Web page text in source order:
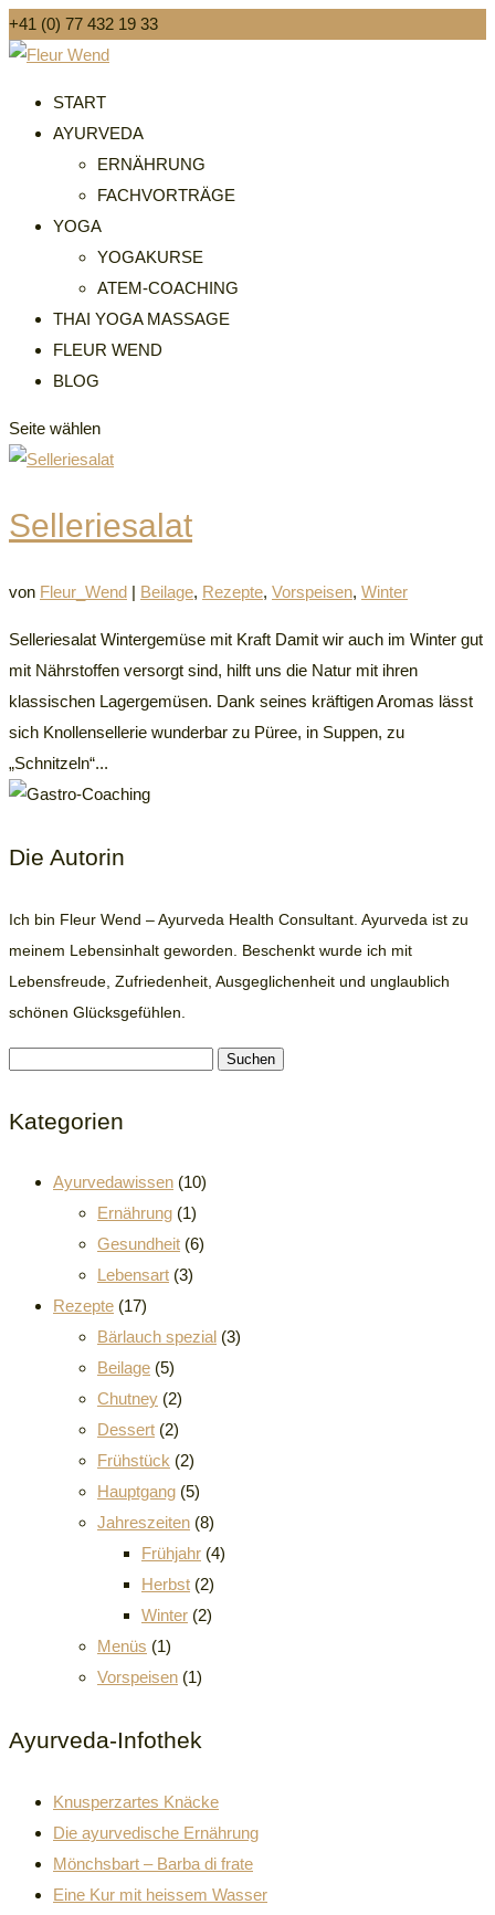
+41 (0) 77 432 19 33
START
AYURVEDA
ERNÄHRUNG
FACHVORTRÄGE
YOGA
YOGAKURSE
ATEM-COACHING
THAI YOGA MASSAGE
FLEUR WEND
BLOG
Seite wählen
Selleriesalat
von Fleur_Wend | Beilage, Rezepte, Vorspeisen, Winter
Selleriesalat Wintergemüse mit Kraft Damit wir auch im Winter gut
mit Nährstoffen versorgt sind, hilft uns die Natur mit ihren
klassischen Lagergemüsen. Dank seines kräftigen Aromas lässt
sich Knollensellerie wunderbar zu Püree, in Suppen, zu
„Schnitzeln“...
Die Autorin
Ich bin Fleur Wend – Ayurveda Health Consultant. Ayurveda ist zu
meinem Lebensinhalt geworden. Beschenkt wurde ich mit
Lebensfreude, Zufriedenheit, Ausgeglichenheit und unglaublich
schönen Glücksgefühlen.
Kategorien
Ayurvedawissen (10)
Ernährung (1)
Gesundheit (6)
Lebensart (3)
Rezepte (17)
Bärlauch spezial (3)
Beilage (5)
Chutney (2)
Dessert (2)
Frühstück (2)
Hauptgang (5)
Jahreszeiten (8)
Frühjahr (4)
Herbst (2)
Winter (2)
Menüs (1)
Vorspeisen (1)
Ayurveda-Infothek
Knusperzartes Knäcke
Die ayurvedische Ernährung
Mönchsbart – Barba di frate
Eine Kur mit heissem Wasser